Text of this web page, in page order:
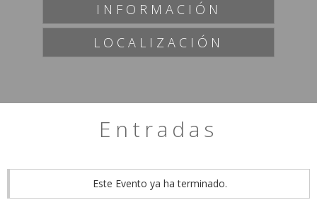
INFORMACIÓN
LOCALIZACIÓN
Entradas
Este Evento ya ha terminado.